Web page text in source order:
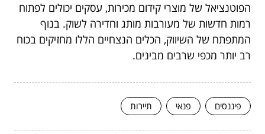
הפוטנציאל של מוצרי קידום מכירות, עסקים יכולים לפתוח
רמות חדשות של מעורבות מותג וחדירה לשוק. בנוף
המתפתח של השיווק, הכלים הנצחיים הללו מחזיקים בכוח
רב יותר מכפי שרבים מבינים.
פיננסים פנאי תיירות